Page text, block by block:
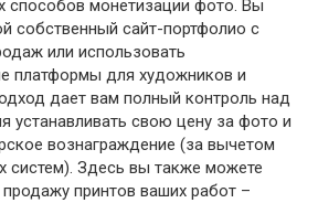
способов монетизации фото. Вы
собственный сайт-портфолио с
или использовать
платформы для художников и
дает вам полный контроль над
устанавливать свою цену за фото и
вознаграждение (за вычетом
систем). Здесь вы также можете
продажу принтов ваших работ –